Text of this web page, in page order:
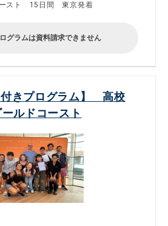
ースト 15日間 東京発着
グラムは資料請求できません
付きプログラム】 高校
ルドコースト